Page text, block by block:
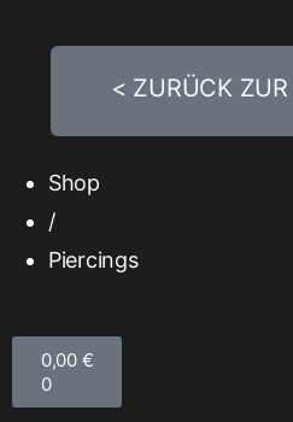
< ZURÜCK
Shop
/
Piercings
0,00 €
0